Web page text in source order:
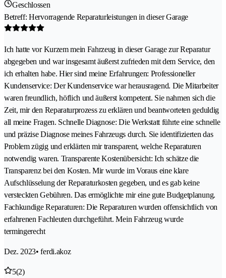
Geschlossen
Betreff: Hervorragende Reparaturleistungen in dieser Garage
Ich hatte vor Kurzem mein Fahrzeug in dieser Garage zur Reparatur
abgegeben und war insgesamt äußerst zufrieden mit dem Service, den
ich erhalten habe. Hier sind meine Erfahrungen: Professioneller
Kundenservice: Der Kundenservice war herausragend. Die Mitarbeiter
waren freundlich, höflich und äußerst kompetent. Sie nahmen sich die
Zeit, mir den Reparaturprozess zu erklären und beantworteten geduldig
all meine Fragen. Schnelle Diagnose: Die Werkstatt führte eine schnelle
und präzise Diagnose meines Fahrzeugs durch. Sie identifizierten das
Problem zügig und erklärten mir transparent, welche Reparaturen
notwendig waren. Transparente Kostenübersicht: Ich schätze die
Transparenz bei den Kosten. Mir wurde im Voraus eine klare
Aufschlüsselung der Reparaturkosten gegeben, und es gab keine
versteckten Gebühren. Das ermöglichte mir eine gute Budgetplanung.
Fachkundige Reparaturen: Die Reparaturen wurden offensichtlich von
erfahrenen Fachleuten durchgeführt. Mein Fahrzeug wurde
termingerecht
Dez. 2023• ferdi.akoz
5(2)